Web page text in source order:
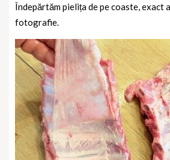
Îndepărtăm pielița de pe coaste, exact
fotografie.